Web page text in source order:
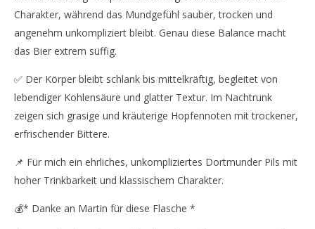
Charakter, während das Mundgefühl sauber, trocken und
angenehm unkompliziert bleibt. Genau diese Balance macht
das Bier extrem süffig.
✅ Der Körper bleibt schlank bis mittelkräftig, begleitet von
lebendiger Kohlensäure und glatter Textur. Im Nachtrunk
zeigen sich grasige und kräuterige Hopfennoten mit trockener,
erfrischender Bittere.
📌 Für mich ein ehrliches, unkompliziertes Dortmunder Pils mit
hoher Trinkbarkeit und klassischem Charakter.
💰* Danke an Martin für diese Flasche *